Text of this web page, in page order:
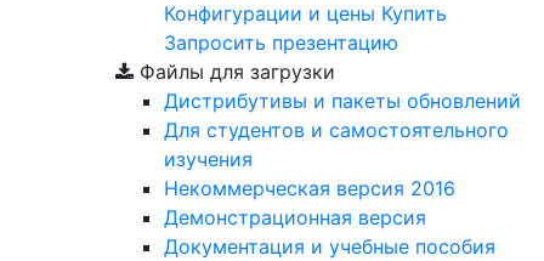
Конфигурации и цены Купить
Запросить презентацию
Файлы для загрузки
Дистрибутивы и пакеты обновлений
Для студентов и самостоятельного
изучения
Некоммерческая версия 2016
Демонстрационная версия
Документация и учебные пособия